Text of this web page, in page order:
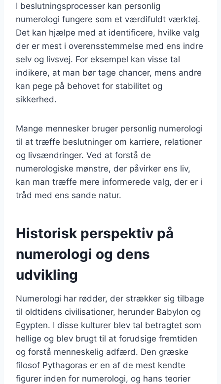
I beslutningsprocesser kan personlig
numerologi fungere som et værdifuldt værktøj.
Det kan hjælpe med at identificere, hvilke valg
der er mest i overensstemmelse med ens indre
selv og livsvej. For eksempel kan visse tal
indikere, at man bør tage chancer, mens andre
kan pege på behovet for stabilitet og
sikkerhed.
Mange mennesker bruger personlig numerologi
til at træffe beslutninger om karriere, relationer
og livsændringer. Ved at forstå de
numerologiske mønstre, der påvirker ens liv,
kan man træffe mere informerede valg, der er i
tråd med ens sande natur.
Historisk perspektiv på
numerologi og dens
udvikling
Numerologi har rødder, der strækker sig tilbage
til oldtidens civilisationer, herunder Babylon og
Egypten. I disse kulturer blev tal betragtet som
hellige og blev brugt til at forudsige fremtiden
og forstå menneskelig adfærd. Den græske
filosof Pythagoras er en af de mest kendte
figurer inden for numerologi, og hans teorier